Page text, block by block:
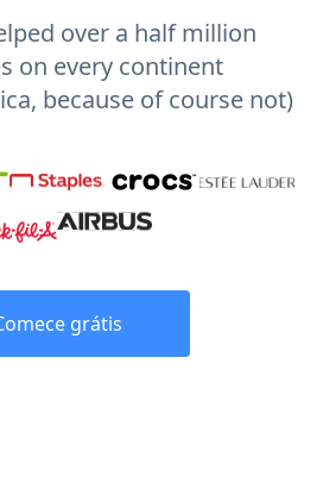
over a half million
on every continent
because of course not)
grátis